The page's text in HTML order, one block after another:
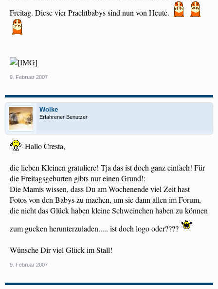
Freitag. Diese vier Prachtbabys sind nun von Heute.
9. Februar 2007
Wolke
Erfahrener Benutzer
Hallo Cresta,
die lieben Kleinen gratuliere! Tja das ist doch ganz einfach! Für
die Freitagsgeburten gibts nur einen Grund!:
Die Mamis wissen, dass Du am Wochenende viel Zeit hast
Fotos von den Babys zu machen, um sie dann allen im Forum,
die nicht das Glück haben kleine Schweinchen haben zu können
zum gucken herunterzuladen..... ist doch logo oder????
Wünsche Dir viel Glück im Stall!
9. Februar 2007